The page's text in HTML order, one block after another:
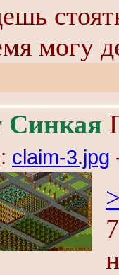
могу
Синкая
claim-3.jpg